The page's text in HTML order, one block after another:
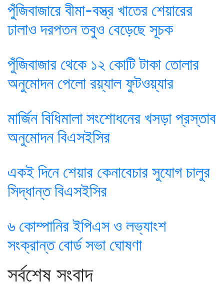
পুঁজিবাজারে বীমা-বস্ত্র খাতের শেয়ারের
ঢালাও দরপতন তবুও বেড়েছে সূচক
পুঁজিবাজার থেকে ১২ কোটি টাকা তোলার
অনুমোদন পেলো রয়্যাল ফুটওয়্যার
মার্জিন বিধিমালা সংশোধনের খসড়া প্রস্তাব
অনুমোদন বিএসইসির
একই দিনে শেয়ার কেনাবেচার সুযোগ চালুর
সিদ্ধান্ত বিএসইসির
৬ কোম্পানির ইপিএস ও লভ্যাংশ
সংক্রান্ত বোর্ড সভা ঘোষণা
সর্বশেষ সংবাদ